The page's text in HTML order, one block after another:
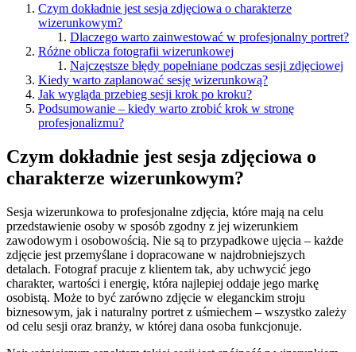
Czym dokładnie jest sesja zdjęciowa o charakterze
wizerunkowym?
Dlaczego warto zainwestować w profesjonalny portret?
Różne oblicza fotografii wizerunkowej
Najczęstsze błędy popełniane podczas sesji zdjęciowej
Kiedy warto zaplanować sesję wizerunkową?
Jak wygląda przebieg sesji krok po kroku?
Podsumowanie – kiedy warto zrobić krok w stronę
profesjonalizmu?
Czym dokładnie jest sesja zdjęciowa o
charakterze wizerunkowym?
Sesja wizerunkowa to profesjonalne zdjęcia, które mają na celu
przedstawienie osoby w sposób zgodny z jej wizerunkiem
zawodowym i osobowością. Nie są to przypadkowe ujęcia – każde
zdjęcie jest przemyślane i dopracowane w najdrobniejszych
detalach. Fotograf pracuje z klientem tak, aby uchwycić jego
charakter, wartości i energię, która najlepiej oddaje jego markę
osobistą. Może to być zarówno zdjęcie w eleganckim stroju
biznesowym, jak i naturalny portret z uśmiechem – wszystko zależy
od celu sesji oraz branży, w której dana osoba funkcjonuje.